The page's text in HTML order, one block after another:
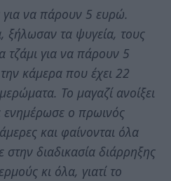
για να πάρουν 5 ευρώ.
τα ψυγεία, τους
τζάμι για να πάρουν 5
κάμερα που έχει 22
Το μαγαζί ανοίξει
ο πρωινός
και φαίνονται όλα
διαδικασία διάρρηξης
κι όλα, γιατί το